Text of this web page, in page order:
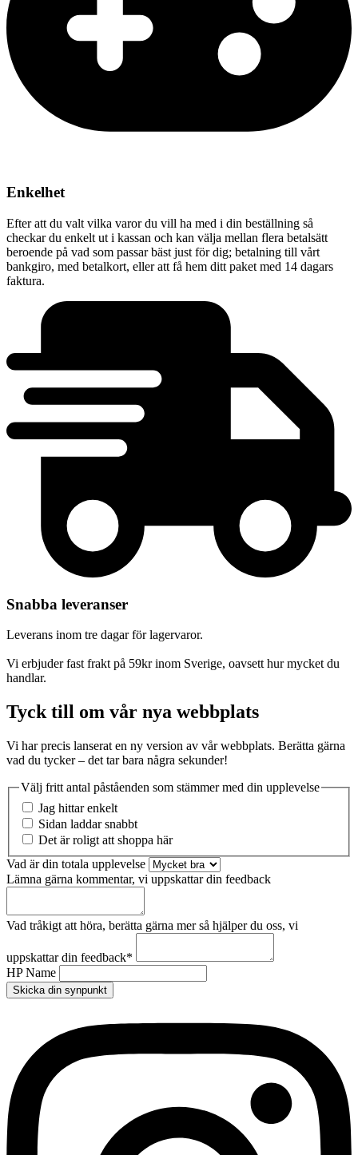
Enkelhet
Efter att du valt vilka varor du vill ha med i din beställning så
checkar du enkelt ut i kassan och kan välja mellan flera betalsätt
beroende på vad som passar bäst just för dig; betalning till vårt
bankgiro, med betalkort, eller att få hem ditt paket med 14 dagars
faktura.
Snabba leveranser
Leverans inom tre dagar för lagervaror.
Vi erbjuder fast frakt på 59kr inom Sverige, oavsett hur mycket du
handlar.
Tyck till om vår nya webbplats
Vi har precis lanserat en ny version av vår webbplats. Berätta gärna
vad du tycker – det tar bara några sekunder!
Välj fritt antal påståenden som stämmer med din upplevelse
Jag hittar enkelt
Sidan laddar snabbt
Det är roligt att shoppa här
Vad är din totala upplevelse
Lämna gärna kommentar, vi uppskattar din feedback
Vad tråkigt att höra, berätta gärna mer så hjälper du oss, vi
uppskattar din feedback*
HP Name
Skicka din synpunkt